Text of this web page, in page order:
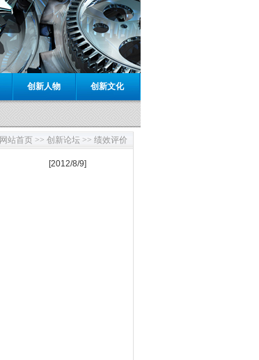
创新人物 创新文化
网站首页 >> 创新论坛 >> 绩效评价
[2012/8/9]